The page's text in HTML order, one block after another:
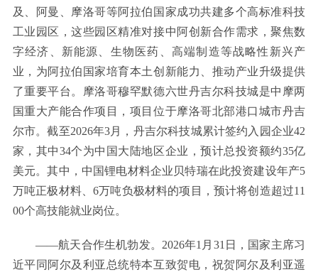
及、阿曼、摩洛哥等阿拉伯国家成功共建多个高标准科技
工业园区，这些园区精准对接中阿创新合作需求，聚焦数
字经济、新能源、生物医药、高端制造等战略性新兴产
业，为阿拉伯国家培育本土创新能力、推动产业升级提供
了重要平台。摩洛哥穆罕默德六世丹吉尔科技城是中摩两
国重大产能合作项目，项目位于摩洛哥北部港口城市丹吉
尔市。截至2026年3月，丹吉尔科技城累计签约入园企业42
家，其中34个为中国大陆地区企业，预计总投资额约35亿
美元。其中，中国锂电材料企业贝特瑞在此投资建设年产5
万吨正极材料、6万吨负极材料的项目，预计将创造超过11
00个高技能就业岗位。
——航天合作生机勃发。2026年1月31日，国家主席习
近平同阿尔及利亚总统特本互致贺电，祝贺阿尔及利亚遥